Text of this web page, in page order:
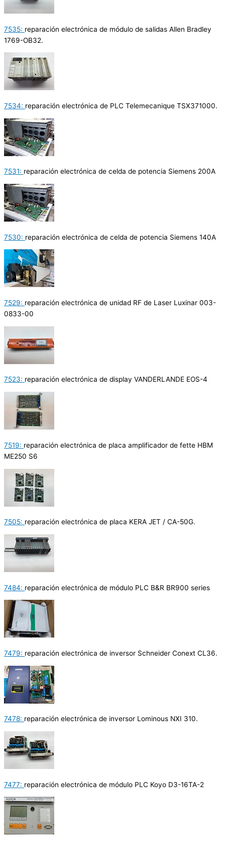
7535: reparación electrónica de módulo de salidas Allen Bradley
1769-OB32.
7534: reparación electrónica de PLC Telemecanique TSX371000.
7531: reparación electrónica de celda de potencia Siemens 200A
7530: reparación electrónica de celda de potencia Siemens 140A
7529: reparación electrónica de unidad RF de Laser Luxinar 003-
0833-00
7523: reparación electrónica de display VANDERLANDE EOS-4
7519: reparación electrónica de placa amplificador de fette HBM
ME250 S6
7505: reparación electrónica de placa KERA JET / CA-50G.
7484: reparación electrónica de módulo PLC B&R BR900 series
7479: reparación electrónica de inversor Schneider Conext CL36.
7478: reparación electrónica de inversor Lominous NXI 310.
7477: reparación electrónica de módulo PLC Koyo D3-16TA-2